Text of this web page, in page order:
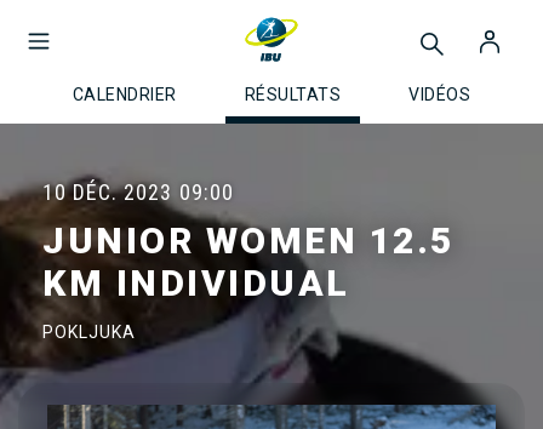
CALENDRIER RÉSULTATS VIDÉOS
10 DÉC. 2023 09:00
JUNIOR WOMEN 12.5
KM INDIVIDUAL
POKLJUKA